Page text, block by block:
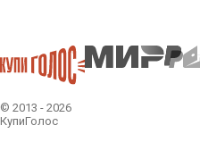
© 2013 - 2026
КупиГолос